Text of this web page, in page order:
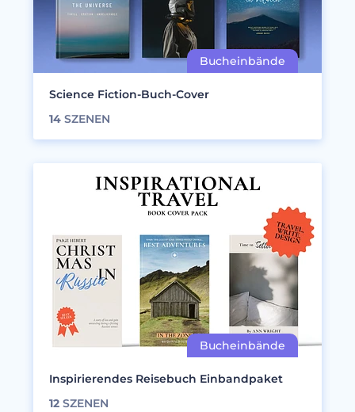
Science Fiction-Buch-Cover
14 SZENEN
Inspirierendes Reisebuch Einbandpaket
12 SZENEN